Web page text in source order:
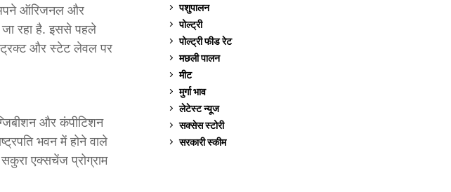
अपने ऑरिजनल और
रहा है. इससे पहले
और स्टेट लेवल पर
और कंपीटिशन
भवन में होने वाले
एक्सचेंज प्रोग्राम
पशुपालन
पोल्ट्री
पोल्ट्री फीड रेट
मछली पालन
मीट
मुर्गा भाव
लेटेस्ट न्यूज
सक्सेस स्टो‍री
सरकारी स्की‍म